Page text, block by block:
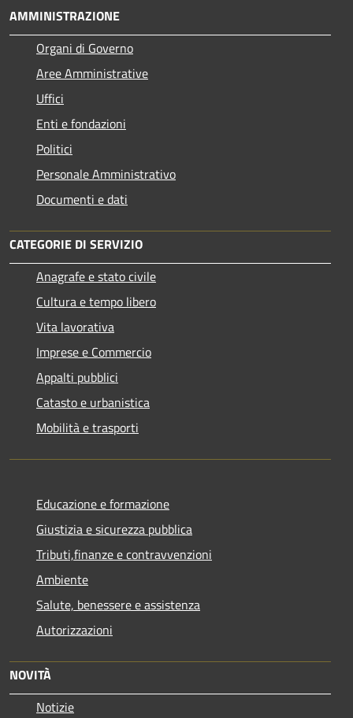
AMMINISTRAZIONE
Organi di Governo
Aree Amministrative
Uffici
Enti e fondazioni
Politici
Personale Amministrativo
Documenti e dati
CATEGORIE DI SERVIZIO
Anagrafe e stato civile
Cultura e tempo libero
Vita lavorativa
Imprese e Commercio
Appalti pubblici
Catasto e urbanistica
Mobilità e trasporti
Educazione e formazione
Giustizia e sicurezza pubblica
Tributi,finanze e contravvenzioni
Ambiente
Salute, benessere e assistenza
Autorizzazioni
NOVITÀ
Notizie